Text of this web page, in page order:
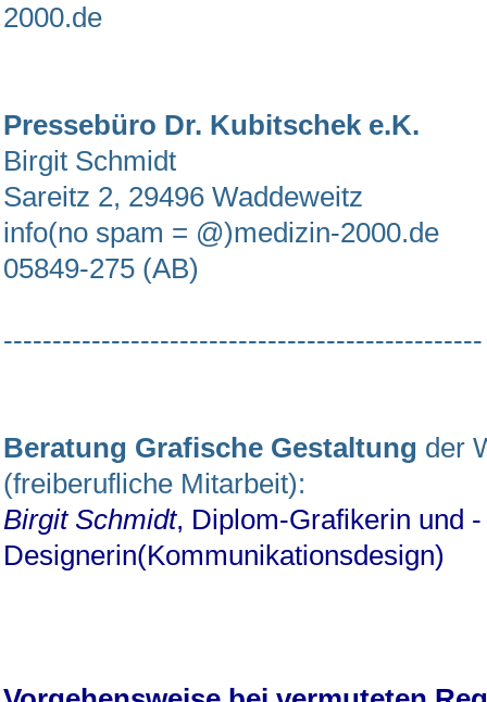
2000.de
Pressebüro Dr. Kubitschek e.K.
Birgit Schmidt
Sareitz 2, 29496 Waddeweitz
info(no spam = @)medizin-2000.de
05849-275 (AB)
-------------------------------------------------
Beratung Grafische Gestaltung der
(freiberufliche Mitarbeit):
Birgit Schmidt, Diplom-Grafikerin und -
Designerin(Kommunikationsdesign)